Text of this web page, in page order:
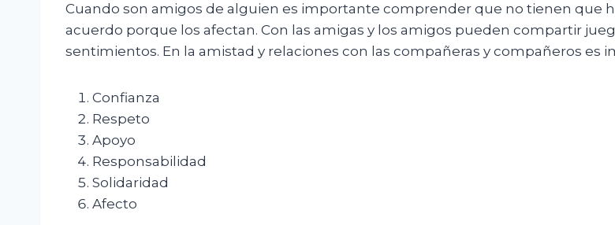
Cuando son amigos de alguien es importante comprender que no tienen que
acuerdo porque los afectan. Con las amigas y los amigos pueden compartir
sentimientos. En la amistad y relaciones con las compañeras y compañeros es
Confianza
Respeto
Apoyo
Responsabilidad
Solidaridad
Afecto